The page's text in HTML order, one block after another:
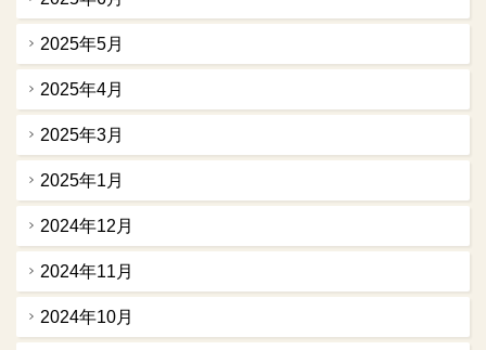
2025年5月
2025年4月
2025年3月
2025年1月
2024年12月
2024年11月
2024年10月